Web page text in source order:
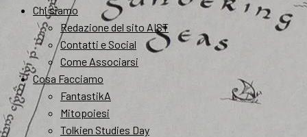
Chi siamo
Redazione del sito AIST
Contatti e Social
Come Associarsi
Cosa Facciamo
FantastikA
Mitopoiesi
Tolkien Studies Day